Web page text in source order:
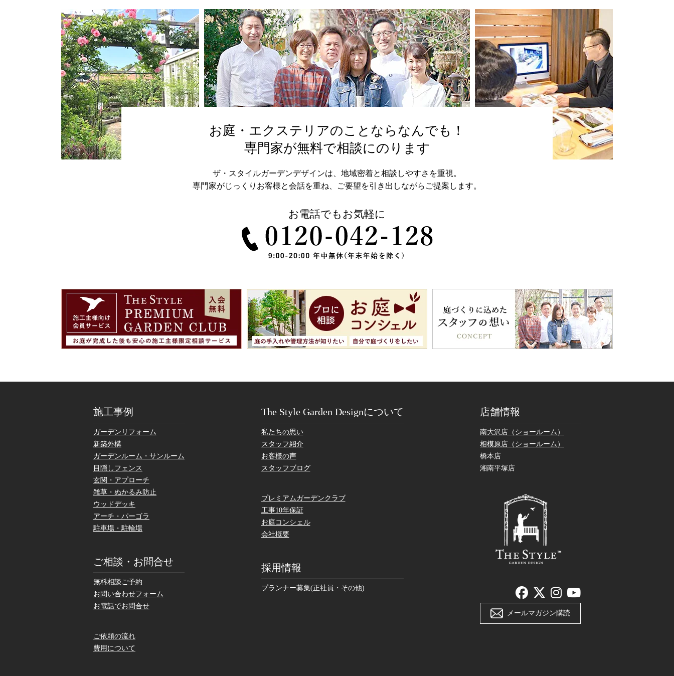
お庭・エクステリアのことならなんでも！
専門家が無料で相談にのります
ザ・スタイルガーデンデザインは、地域密着と相談しやすさを重視。
専門家がじっくりお客様と会話を重ね、
ご要望を引き出しながらご提案します。
お電話でもお気軽に
施工事例
ガーデンリフォーム
新築外構
ガーデンルーム・サンルーム
目隠しフェンス
玄関・アプローチ
雑草・ぬかるみ防止
ウッドデッキ
アーチ・パーゴラ
駐車場・駐輪場
ご相談・お問合せ
無料相談ご予約
お問い合わせフォーム
お電話でお問合せ
ご依頼の流れ
費用について
The Style Garden Designについて
私たちの思い
スタッフ紹介
お客様の声
スタッフブログ
プレミアムガーデンクラブ
工事10年保証
お庭コンシェル
会社概要
採用情報
プランナー募集(正社員・その他)
店舗情報
南大沢店（ショールーム）
相模原店（ショールーム）
橋本店
湘南平塚店
メールマガジン購読